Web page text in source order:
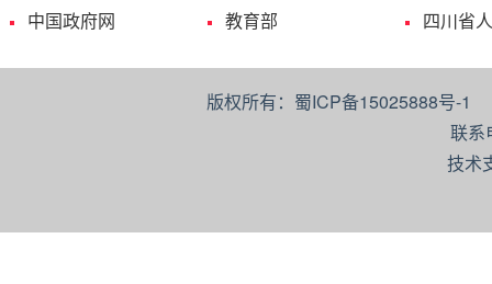
中国政府网 教育部 四川省
版权所有：蜀ICP备15025888号-
联系
技术